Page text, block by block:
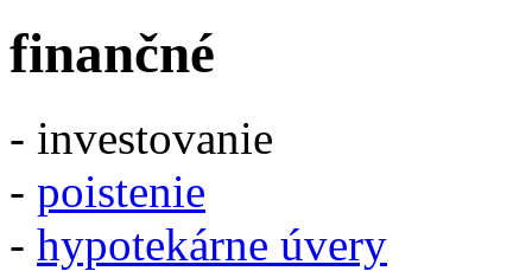
finančné
- investovanie
- poistenie
- hypotekárne úvery